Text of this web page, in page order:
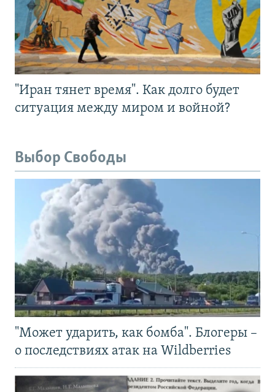
"Иран тянет время". Как долго будет
ситуация между миром и войной?
Выбор Свободы
"Может ударить, как бомба". Блогеры –
о последствиях атак на Wildberries